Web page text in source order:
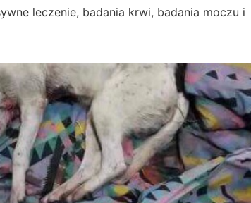
leczenie, badania krwi, badania moczu i